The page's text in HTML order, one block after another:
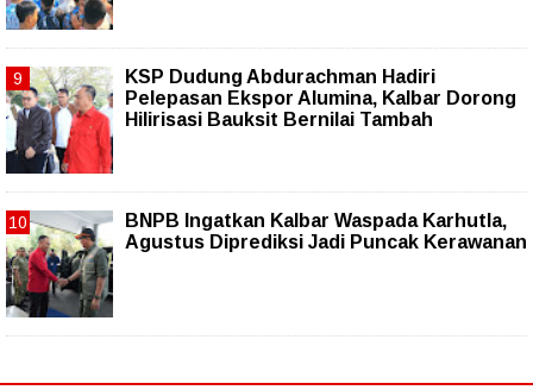
KSP Dudung Abdurachman Hadiri
Pelepasan Ekspor Alumina, Kalbar Dorong
Hilirisasi Bauksit Bernilai Tambah
BNPB Ingatkan Kalbar Waspada Karhutla,
Agustus Diprediksi Jadi Puncak Kerawanan